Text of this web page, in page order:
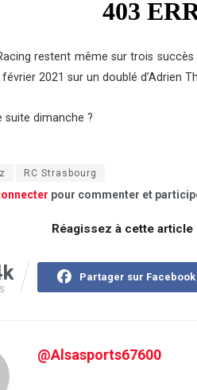
restent même sur trois
2021 sur un doublé d’Adrien
suite dimanche ?
RC Strasbourg
pour commenter et
Réagissez à cette
Partager sur Facebook
@Alsasports67600